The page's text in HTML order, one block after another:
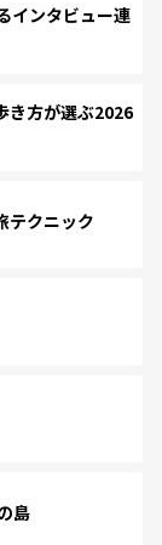
インタビュー連
き方が選ぶ2026
テクニック
島